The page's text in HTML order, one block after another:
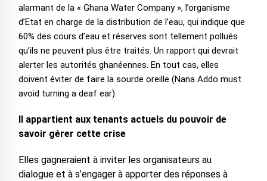
alarmant de la « Ghana Water Company », l’organisme
d’Etat en charge de la distribution de l’eau, qui indique que
60% des cours d’eau et réserves sont tellement pollués
qu’ils ne peuvent plus être traités. Un rapport qui devrait
alerter les autorités ghanéennes. En tout cas, elles
doivent éviter de faire la sourde oreille (Nana Addo must
avoid turning a deaf ear).
Il appartient aux tenants actuels du pouvoir de
savoir gérer cette crise
Elles gagneraient à inviter les organisateurs au
dialogue et à s’engager à apporter des réponses à